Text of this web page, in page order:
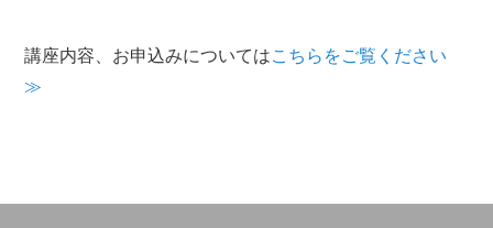
講座内容、お申込みについてはこちらをご覧ください
≫